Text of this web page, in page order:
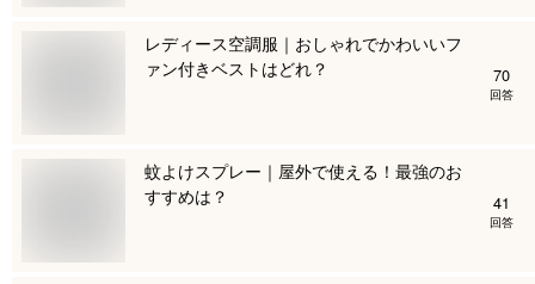
レディース空調服｜おしゃれでかわいいフ
ァン付きベストはどれ？
70
回答
蚊よけスプレー｜屋外で使える！最強のお
すすめは？
41
回答